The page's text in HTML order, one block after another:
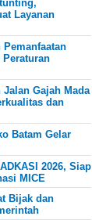
Layanan
Pemanfaatan
Peraturan
Gajah Mada
dan
Batam Gelar
2026, Siap
MICE
Bijak dan